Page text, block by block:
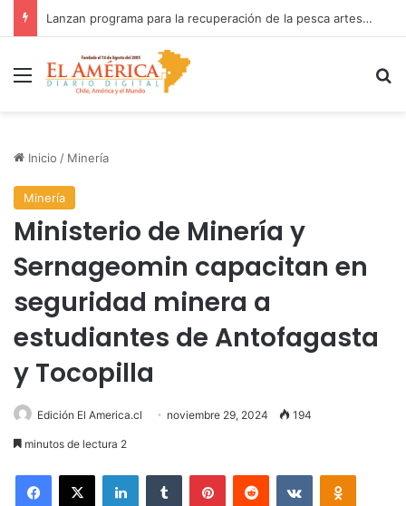
Fiscalía investiga accidente con resultado de muerte en faena minera
Menú
Inicio / Minería
Minería
Ministerio de Minería y
Sernageomin capacitan en
seguridad minera a
estudiantes de Antofagasta
y Tocopilla
Edición El America.cl noviembre 29, 2024 194
minutos de lectura 2
Facebook
X LinkedInTumblr PinterestReddit VKontakte